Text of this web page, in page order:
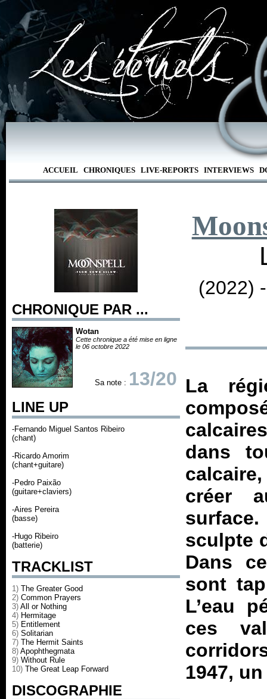
ACCUEIL CHRONIQUES LIVE-REPORTS INTERVIEWS
CHRONIQUE PAR ...
Wotan
Cette chronique a été mise en ligne
le 06 octobre 2022
Sa note : 13/20
LINE UP
-Fernando Miguel Santos Ribeiro
(chant)
-Ricardo Amorim
(chant+guitare)
-Pedro Paixão
(guitare+claviers)
-Aires Pereira
(basse)
-Hugo Ribeiro
(batterie)
TRACKLIST
1) The Greater Good
2) Common Prayers
3) All or Nothing
4) Hermitage
5) Entitlement
6) Solitarian
7) The Hermit Saints
8) Apophthegmata
9) Without Rule
10) The Great Leap Forward
DISCOGRAPHIE
(2022)
La
dans
créer
sculpte
Dans
sont
L’eau
ces
1947,